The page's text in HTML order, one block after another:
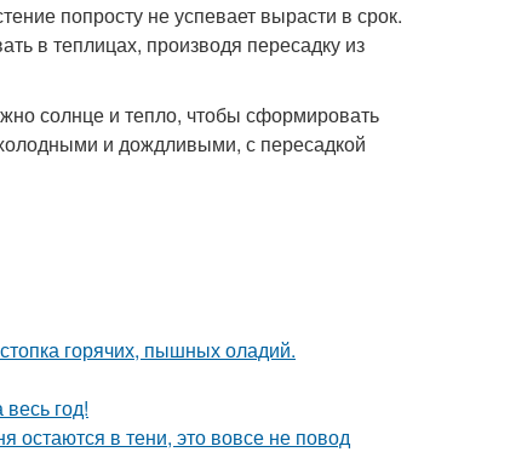
попросту не успевает вырасти в срок.
в теплицах, производя пересадку из
солнце и тепло, чтобы сформировать
и дождливыми, с пересадкой
горячих, пышных оладий.
год!
остаются в тени, это вовсе не повод